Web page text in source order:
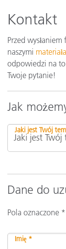
Kontakt
Przed
naszymi
odpowiedzi na
Twoje pytanie!
Jak
Jaki jest Twój
Dane do
Pola oznaczone
Imię *